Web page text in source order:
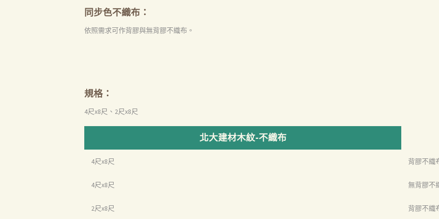
同步色不織布：
依照需求可作背膠與無背膠不織布。
規格：
4尺x8尺、2尺x8尺
北大建材木紋-不織布
4尺x8尺 背膠不織
4尺x8尺 無背膠不
2尺x8尺 背膠不織